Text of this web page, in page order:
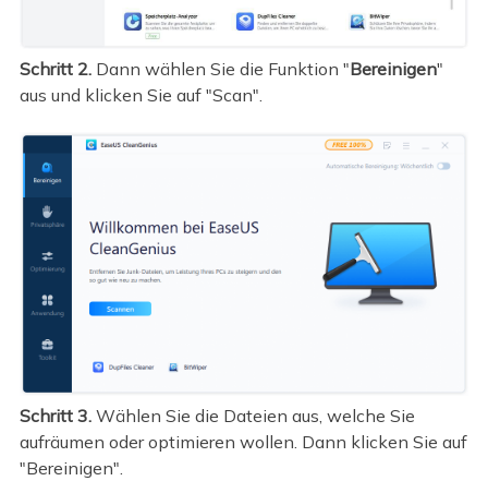
Schritt 2.Dann wählen Sie die Funktion "Bereinigen"
aus und klicken Sie auf "Scan".
Schritt 3.Wählen Sie die Dateien aus, welche Sie
aufräumen oder optimieren wollen. Dann klicken Sie auf
"Bereinigen".